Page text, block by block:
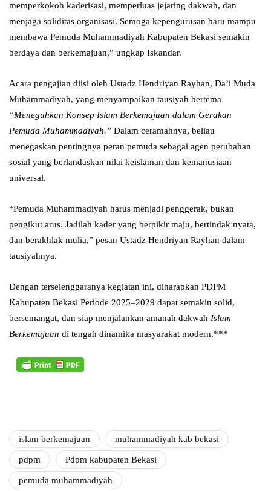
memperkokoh kaderisasi, memperluas jejaring dakwah, dan
menjaga soliditas organisasi. Semoga kepengurusan baru mampu
membawa Pemuda Muhammadiyah Kabupaten Bekasi semakin
berdaya dan berkemajuan,” ungkap Iskandar.
Acara pengajian diisi oleh Ustadz Hendriyan Rayhan, Da’i Muda
Muhammadiyah, yang menyampaikan tausiyah bertema
“Meneguhkan Konsep Islam Berkemajuan dalam Gerakan
Pemuda Muhammadiyah.” Dalam ceramahnya, beliau
menegaskan pentingnya peran pemuda sebagai agen perubahan
sosial yang berlandaskan nilai keislaman dan kemanusiaan
universal.
“Pemuda Muhammadiyah harus menjadi penggerak, bukan
pengikut arus. Jadilah kader yang berpikir maju, bertindak nyata,
dan berakhlak mulia,” pesan Ustadz Hendriyan Rayhan dalam
tausiyahnya.
Dengan terselenggaranya kegiatan ini, diharapkan PDPM
Kabupaten Bekasi Periode 2025–2029 dapat semakin solid,
bersemangat, dan siap menjalankan amanah dakwah Islam
Berkemajuan di tengah dinamika masyarakat modern.***
islam berkemajuan muhammadiyah kab bekasi
pdpm Pdpm kabupaten Bekasi
pemuda muhammadiyah